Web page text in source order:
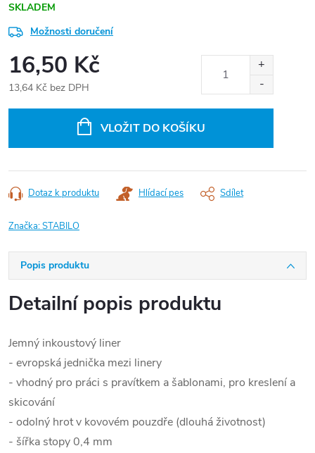
SKLADEM
Možnosti doručení
16,50 Kč
13,64 Kč bez DPH
VLOŽIT DO KOŠÍKU
Dotaz k produktu Hlídací pes Sdílet
Značka:STABILO
Popis produktu
Detailní popis produktu
Jemný inkoustový liner
- evropská jednička mezi linery
- vhodný pro práci s pravítkem a šablonami, pro kreslení a
skicování
- odolný hrot v kovovém pouzdře (dlouhá životnost)
- šířka stopy 0,4 mm